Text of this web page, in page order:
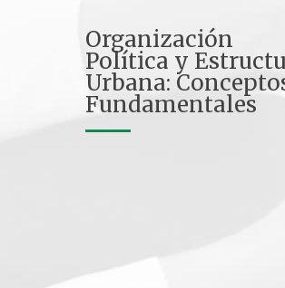
Organización
Política y
Urbana:
Fundamentales